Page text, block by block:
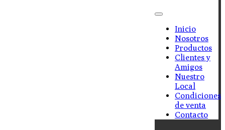
Inicio
Nosotros
Productos
Clientes y
Amigos
Nuestro
Local
Condiciones
de venta
Contacto